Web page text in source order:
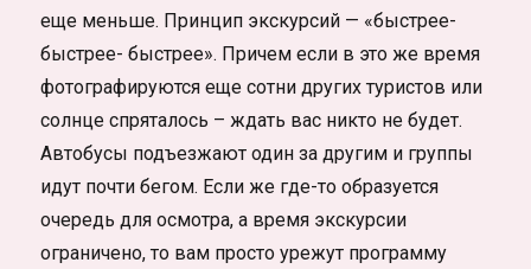
еще меньше. Принцип экскурсий — «быстрее-
быстрее- быстрее». Причем если в это же время
фотографируются еще сотни других туристов или
солнце спряталось – ждать вас никто не будет.
Автобусы подъезжают один за другим и группы
идут почти бегом. Если же где-то образуется
очередь для осмотра, а время экскурсии
ограничено, то вам просто урежут программу